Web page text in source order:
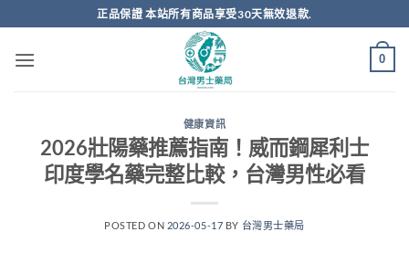
轉
正品保證 本站所有商品享受30天無效退款.
0
健康資訊
2026壯陽藥推薦指南！威而鋼犀利士
印度學名藥完整比較，台灣男性必看
POSTED ON 2026-05-17 BY 台灣男士藥局